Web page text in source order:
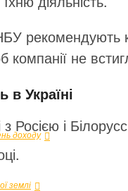
рекомендують
не
в Україні
з Росією і
доходу
землі